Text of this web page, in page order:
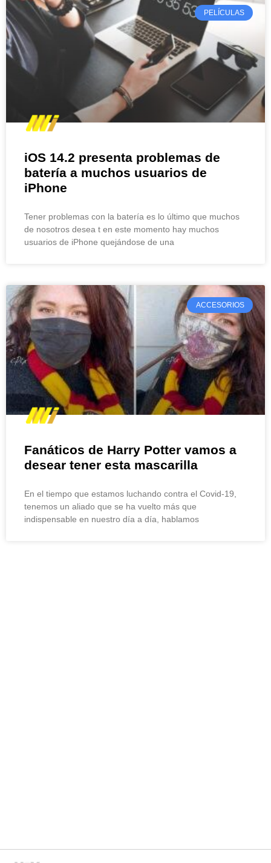
PELÍCULAS
iOS 14.2 presenta problemas de
batería a muchos usuarios de
iPhone
Tener problemas con la batería es lo último que muchos
de nosotros desea t en este momento hay muchos
usuarios de iPhone quejándose de una
ACCESORIOS
Fanáticos de Harry Potter vamos a
desear tener esta mascarilla
En el tiempo que estamos luchando contra el Covid-19,
tenemos un aliado que se ha vuelto más que
indispensable en nuestro día a día, hablamos